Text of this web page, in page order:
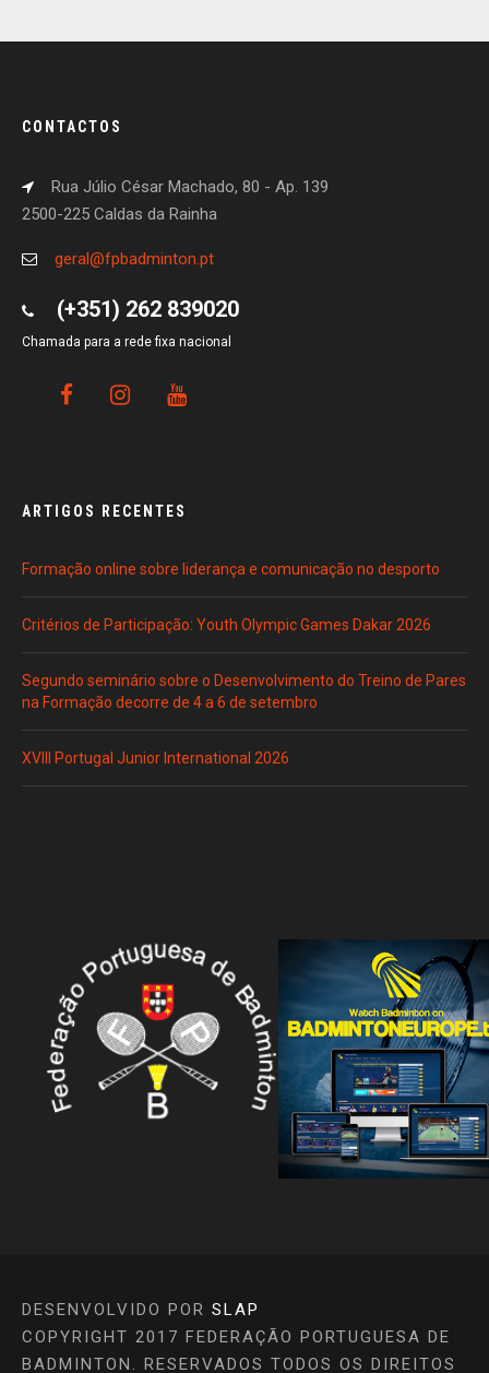
CONTACTOS
Rua Júlio César Machado, 80 - Ap. 139
2500-225 Caldas da Rainha
geral@fpbadminton.pt
(+351) 262 839020
Chamada para a rede fixa nacional
ARTIGOS RECENTES
Formação online sobre liderança e comunicação no desporto
Critérios de Participação: Youth Olympic Games Dakar 2026
Segundo seminário sobre o Desenvolvimento do Treino de Pares
na Formação decorre de 4 a 6 de setembro
XVIII Portugal Junior International 2026
DESENVOLVIDO POR SLAP
COPYRIGHT 2017 FEDERAÇÃO PORTUGUESA DE
BADMINTON. RESERVADOS TODOS OS DIREITOS